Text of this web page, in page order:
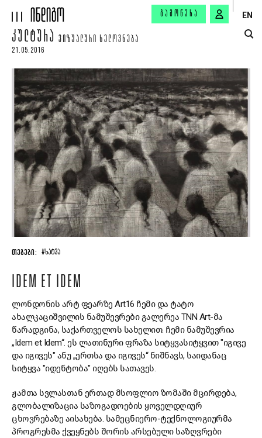
ᲒᲐᲛᲝᲬᲔᲠᲐ EN
ᲙᲣᲚᲢᲣᲠᲐ ᲕᲘᲖᲣᲐᲚᲣᲠᲘ ᲮᲔᲚᲝᲕᲜᲔᲑᲐ
21.05.2016
ᲗᲔᲒᲔᲑᲘ: #ᲮᲐᲢᲕᲐ
IDEM ET IDEM
ლონდონის არტ ფეარზე Art16 ჩემი და ტატო
ახალკაციშვილის ნამუშევრები გალერეა TNN Art-მა
წარადგინა, საქართველოს სახელით. ჩემი ნამუშევრია
„Idem et Idem“. ეს ლათინური ფრაზა სიტყვასიტყვით "იგივე
და იგივეს" ანუ „ერთსა და იგივეს“ ნიშნავს, საიდანაც
სიტყვა "იდენტობა" იღებს სათავეს.
ჟამთა სვლასთან ერთად მსოფლიო ზომაში მცირდება,
გლობალიზაცია საზოგადოების ყოველდღიურ
ცხოვრებაზე აისახება. სამეცნიერო-ტექნოლოგიურმა
პროგრესმა ქვეყნებს შორის არსებული საზღვრები